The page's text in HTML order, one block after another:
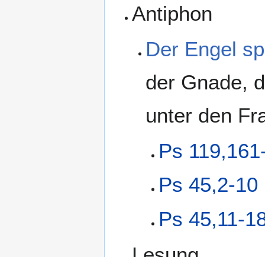
Antiphon
Der Engel
der Gnade,
unter den
Ps
Ps 45,2-10
Ps 45,11-